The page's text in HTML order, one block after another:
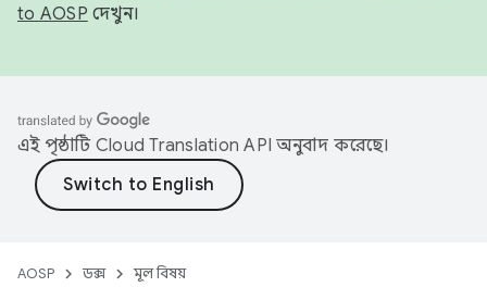
to AOSP দেখুন।
এই পৃষ্ঠাটি Cloud Translation API অনুবাদ করেছে।
AOSP ডক্স মূল বিষয়